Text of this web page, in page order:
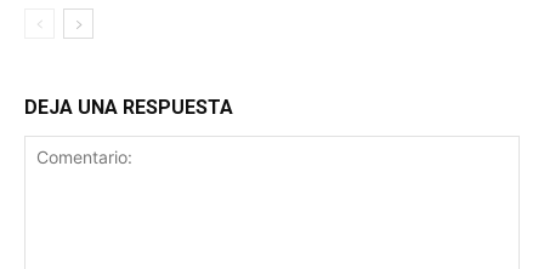
DEJA UNA RESPUESTA